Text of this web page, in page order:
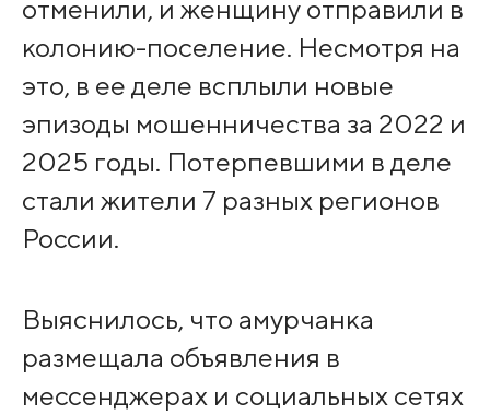
отменили, и женщину отправили в
колонию-поселение. Несмотря на
это, в ее деле всплыли новые
эпизоды мошенничества за 2022 и
2025 годы. Потерпевшими в деле
стали жители 7 разных регионов
России.
Выяснилось, что амурчанка
размещала объявления в
мессенджерах и социальных сетях